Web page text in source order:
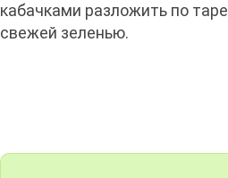
кабачками разложить по
свежей зеленью.